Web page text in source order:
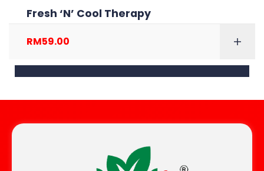
Fresh ‘N’ Cool Therapy
RM59.00